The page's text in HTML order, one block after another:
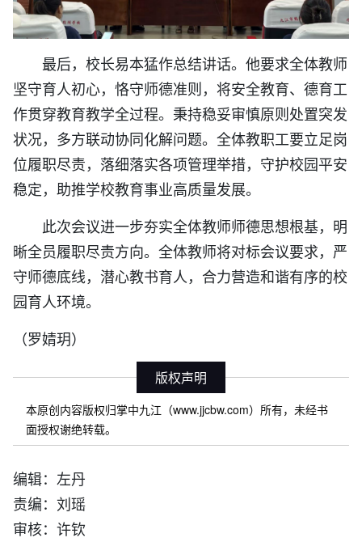
最后，校长易本猛作总结讲话。他要求全体教师
坚守育人初心，恪守师德准则，将安全教育、德育工
作贯穿教育教学全过程。秉持稳妥审慎原则处置突发
状况，多方联动协同化解问题。全体教职工要立足岗
位履职尽责，落细落实各项管理举措，守护校园平安
稳定，助推学校教育事业高质量发展。
此次会议进一步夯实全体教师师德思想根基，明
晰全员履职尽责方向。全体教师将对标会议要求，严
守师德底线，潜心教书育人，合力营造和谐有序的校
园育人环境。
（罗婧玥）
版权声明
本原创内容版权归掌中九江（www.jjcbw.com）所有，未经书
面授权谢绝转载。
编辑：左丹
责编：刘瑶
审核：许钦